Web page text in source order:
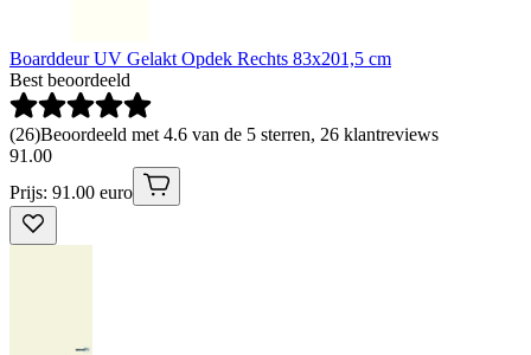
Boarddeur UV Gelakt Opdek Rechts 83x201,5 cm
Best beoordeeld
(26)Beoordeeld met 4.6 van de 5 sterren, 26 klantreviews
91 .00
Prijs: 91.00 euro